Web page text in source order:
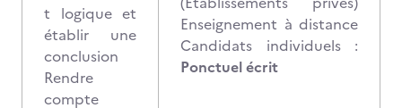
t logique et
établir une
conclusion
Rendre
compte
Enseignement à distance
Candidats individuels :
Ponctuel écrit